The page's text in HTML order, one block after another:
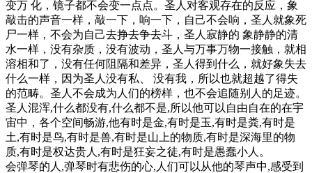
变万 化，镜子都不会变一点点。圣人对客观存在的反应，象
敲击的声音一样，敲一下，响一下，自己不会响，圣人就象死
尸一样，不会为自己去挣去争去斗，圣人寂静的 象静静的清
水一样，没有杂质，没有波动，圣人与万事万物一接触，就相
溶相和了，没有任何阻隔和差异，圣人得到什么，就好象失去
什么一样，因为圣人没有私、 没有我，所以也就超越了得失
的范畴。圣人不会成为人们的榜样，也不会追随别人的足迹。
圣人混浑,什么都没有,什么都不是,所以他可以自由自在的在宇
宙中，各个空间畅游,他有时是金,有时是玉,有时是粪,有时是
土,有时是鸟,有时是兽,有时是山上的物质,有时是深海里的物
质,有时是权达贵人,有时是狂妄之徒,有时是愚蠢小人。
会弹琴的人,弹琴时有悲伤的心,人们可以从他的琴声中,感受到